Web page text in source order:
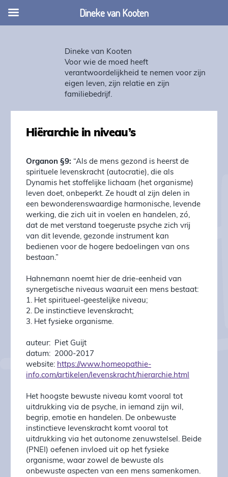
Dineke van Kooten
Voor wie de moed heeft
verantwoordelijkheid te nemen voor zijn
eigen leven, zijn relatie en zijn
familiebedrijf.
Hiërarchie in niveau’s
Organon §9: “Als de mens gezond is heerst de
spirituele levenskracht (autocratie), die als
Dynamis het stoffelijke lichaam (het organisme)
leven doet, onbeperkt. Ze houdt al zijn delen in
een bewonderenswaardige harmonische, levende
werking, die zich uit in voelen en handelen, zó,
dat de met verstand toegeruste psyche zich vrij
van dit levende, gezonde instrument kan
bedienen voor de hogere bedoelingen van ons
bestaan.”
Hahnemann noemt hier de drie-eenheid van
synergetische niveaus waaruit een mens bestaat:
1. Het spiritueel-geestelijke niveau;
2. De instinctieve levenskracht;
3. Het fysieke organisme.
auteur: Piet Guijt
datum: 2000-2017
website: https://www.homeopathie-
info.com/artikelen/levenskracht/hierarchie.html
Het hoogste bewuste niveau komt vooral tot
uitdrukking via de psyche, in iemand zijn wil,
begrip, emotie en handelen. De onbewuste
instinctieve levenskracht komt vooral tot
uitdrukking via het autonome zenuwstelsel. Beide
(PNEI) oefenen invloed uit op het fysieke
organisme, waar zowel de bewuste als
onbewuste aspecten van een mens samenkomen.
Dineke van Kooten